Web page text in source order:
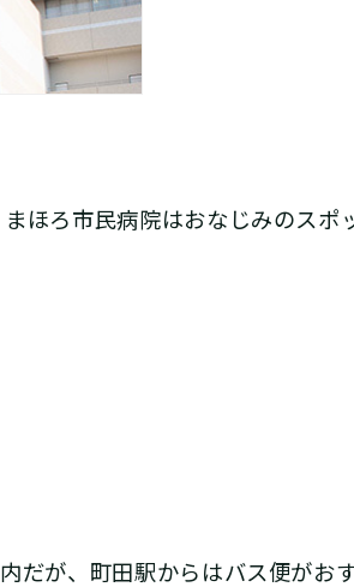
ほろ市民病院はおなじみのスポ
だが、町田駅からはバス便がお